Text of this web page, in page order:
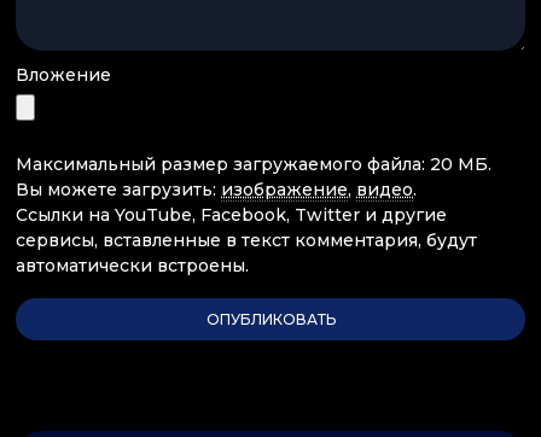
Вложение
Максимальный размер загружаемого файла: 20 МБ.
Вы можете загрузить: изображение, видео.
Ссылки на YouTube, Facebook, Twitter и другие
сервисы, вставленные в текст комментария, будут
автоматически встроены.